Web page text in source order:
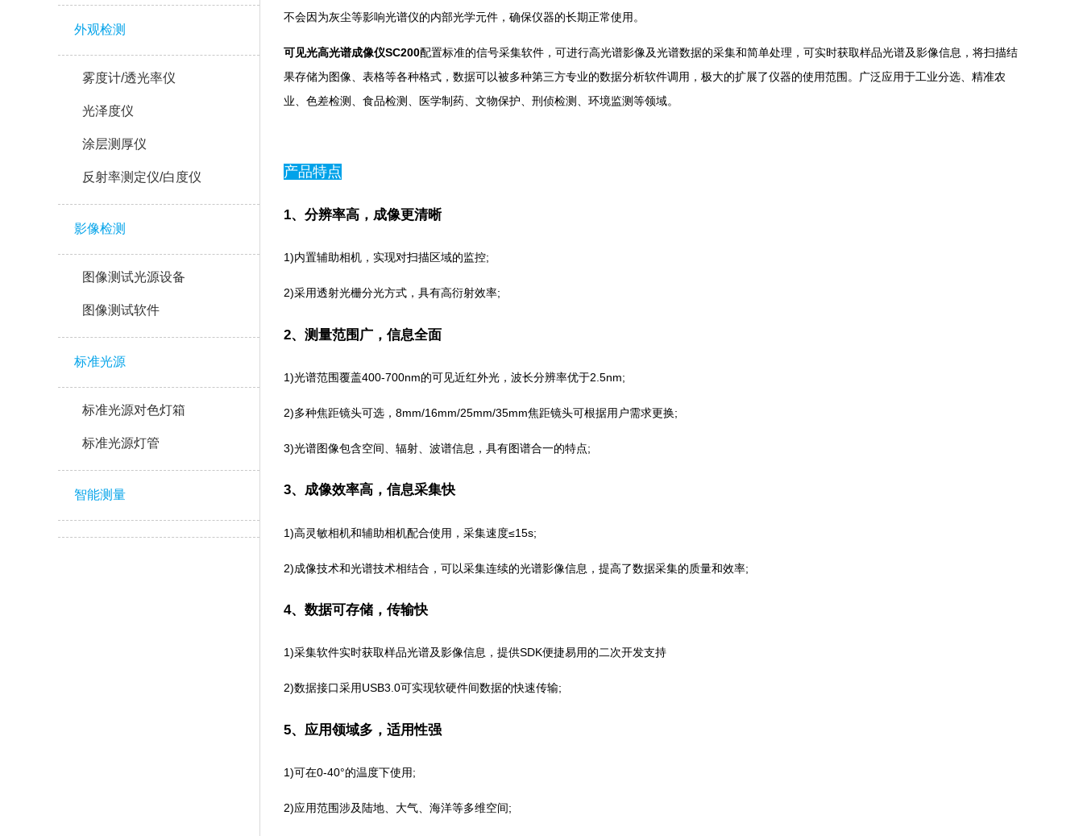
外观检测
雾度计/透光率仪
光泽度仪
涂层测厚仪
反射率测定仪/白度仪
影像检测
图像测试光源设备
图像测试软件
标准光源
标准光源对色灯箱
标准光源灯管
智能测量
不会因为灰尘等影响光谱仪的内部光学元件，确保仪器的长期正常使用。
可见光高光谱成像仪SC200配置标准的信号采集软件，可进行高光谱影像及光谱数据的采集和简单处理，可实时获取样品光谱及影像信息，将扫描结
果存储为图像、表格等各种格式，数据可以被多种第三方专业的数据分析软件调用，极大的扩展了仪器的使用范围。广泛应用于工业分选、精准农
业、色差检测、食品检测、医学制药、文物保护、刑侦检测、环境监测等领域。
产品特点
1、分辨率高，成像更清晰
1)内置辅助相机，实现对扫描区域的监控;
2)采用透射光栅分光方式，具有高衍射效率;
2、测量范围广，信息全面
1)光谱范围覆盖400-700nm的可见近红外光，波长分辨率优于2.5nm;
2)多种焦距镜头可选，8mm/16mm/25mm/35mm焦距镜头可根据用户需求更换;
3)光谱图像包含空间、辐射、波谱信息，具有图谱合一的特点;
3、成像效率高，信息采集快
1)高灵敏相机和辅助相机配合使用，采集速度≤15s;
2)成像技术和光谱技术相结合，可以采集连续的光谱影像信息，提高了数据采集的质量和效率;
4、数据可存储，传输快
1)采集软件实时获取样品光谱及影像信息，提供SDK便捷易用的二次开发支持
2)数据接口采用USB3.0可实现软硬件间数据的快速传输;
5、应用领域多，适用性强
1)可在0-40°的温度下使用;
2)应用范围涉及陆地、大气、海洋等多维空间;